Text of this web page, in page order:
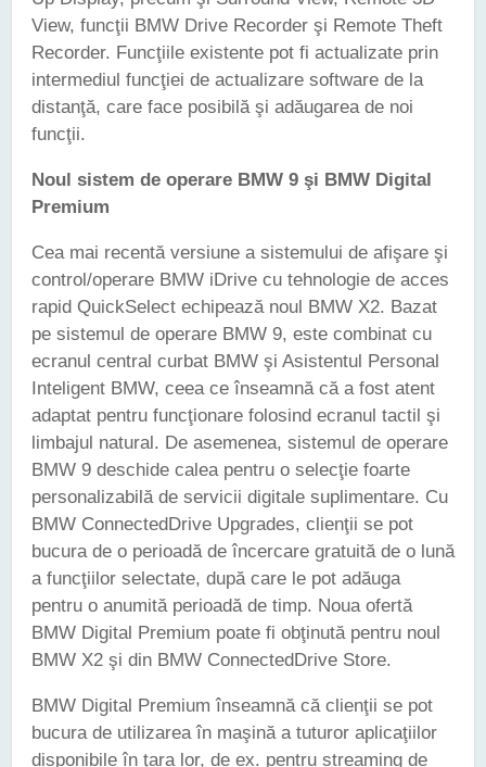
View, funcţii BMW Drive Recorder şi Remote Theft
Recorder. Funcţiile existente pot fi actualizate prin
intermediul funcţiei de actualizare software de la
distanţă, care face posibilă şi adăugarea de noi
funcţii.
Noul sistem de operare BMW 9 şi BMW Digital
Premium
Cea mai recentă versiune a sistemului de afişare şi
control/operare BMW iDrive cu tehnologie de acces
rapid QuickSelect echipează noul BMW X2. Bazat
pe sistemul de operare BMW 9, este combinat cu
ecranul central curbat BMW şi Asistentul Personal
Inteligent BMW, ceea ce înseamnă că a fost atent
adaptat pentru funcţionare folosind ecranul tactil şi
limbajul natural. De asemenea, sistemul de operare
BMW 9 deschide calea pentru o selecţie foarte
personalizabilă de servicii digitale suplimentare. Cu
BMW ConnectedDrive Upgrades, clienţii se pot
bucura de o perioadă de încercare gratuită de o lună
a funcţiilor selectate, după care le pot adăuga
pentru o anumită perioadă de timp. Noua ofertă
BMW Digital Premium poate fi obţinută pentru noul
BMW X2 şi din BMW ConnectedDrive Store.
BMW Digital Premium înseamnă că clienţii se pot
bucura de utilizarea în maşină a tuturor aplicaţiilor
disponibile în ţara lor, de ex. pentru streaming de